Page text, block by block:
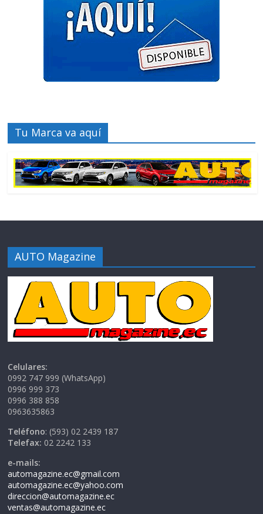
Tu Marca va aquí
AUTO Magazine
Celulares:
0992 747 999 (WhatsApp)
0996 999 373
0996 388 858
0963635863
Teléfono: (593) 02 2439 187
Telefax: 02 2242 133
e-mails:
automagazine.ec@gmail.com
automagazine.ec@yahoo.com
direccion@automagazine.ec
ventas@automagazine.ec